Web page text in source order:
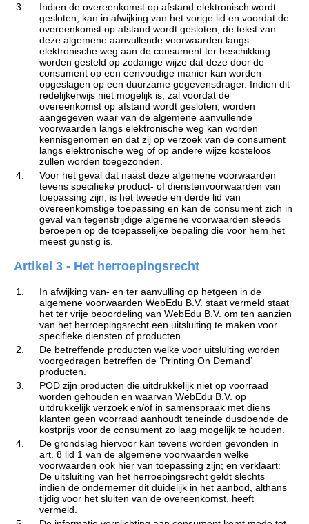
3.
Indien de overeenkomst op afstand elektronisch wordt
gesloten, kan in afwijking van het vorige lid en voordat de
overeenkomst op afstand wordt gesloten, de tekst van
deze algemene aanvullende voorwaarden langs
elektronische weg aan de consument ter beschikking
worden gesteld op zodanige wijze dat deze door de
consument op een eenvoudige manier kan worden
opgeslagen op een duurzame gegevensdrager. Indien dit
redelijkerwijs niet mogelijk is, zal voordat de
overeenkomst op afstand wordt gesloten, worden
aangegeven waar van de algemene aanvullende
voorwaarden langs elektronische weg kan worden
kennisgenomen en dat zij op verzoek van de consument
langs elektronische weg of op andere wijze kosteloos
zullen worden toegezonden.
4.
Voor het geval dat naast deze algemene voorwaarden
tevens specifieke product- of dienstenvoorwaarden van
toepassing zijn, is het tweede en derde lid van
overeenkomstige toepassing en kan de consument zich in
geval van tegenstrijdige algemene voorwaarden steeds
beroepen op de toepasselijke bepaling die voor hem het
meest gunstig is.
Artikel 3 - Het herroepingsrecht
1.
In afwijking van- en ter aanvulling op hetgeen in de
algemene voorwaarden WebEdu B.V. staat vermeld staat
het ter vrije beoordeling van WebEdu B.V. om ten aanzien
van het herroepingsrecht een uitsluiting te maken voor
specifieke diensten of producten.
2.
De betreffende producten welke voor uitsluiting worden
voorgedragen betreffen de ‘Printing On Demand’
producten.
3.
POD zijn producten die uitdrukkelijk niet op voorraad
worden gehouden en waarvan WebEdu B.V. op
uitdrukkelijk verzoek en/of in samenspraak met diens
klanten geen voorraad aanhoudt teneinde dusdoende de
kostprijs voor de consument zo laag mogelijk te houden.
4.
De grondslag hiervoor kan tevens worden gevonden in
art. 8 lid 1 van de algemene voorwaarden welke
voorwaarden ook hier van toepassing zijn; en verklaart:
De uitsluiting van het herroepingsrecht geldt slechts
indien de ondernemer dit duidelijk in het aanbod, althans
tijdig voor het sluiten van de overeenkomst, heeft
vermeld.